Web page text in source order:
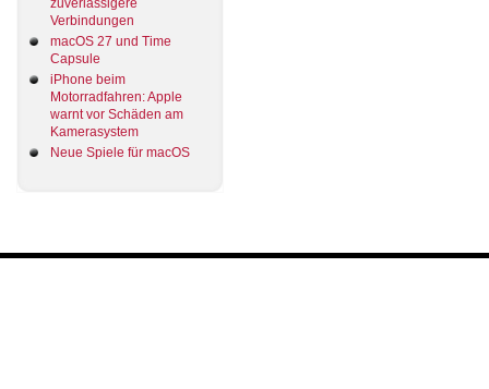
zuverlässigere
Verbindungen
macOS 27 und Time
Capsule
iPhone beim
Motorradfahren: Apple
warnt vor Schäden am
Kamerasystem
Neue Spiele für macOS